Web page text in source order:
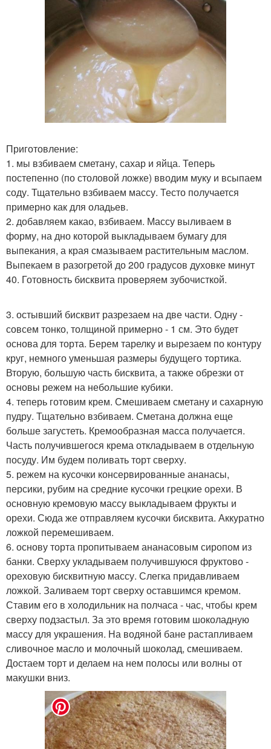
Приготовление:
1. мы взбиваем сметану, сахар и яйца. Теперь
постепенно (по столовой ложке) вводим муку и всыпаем
соду. Тщательно взбиваем массу. Тесто получается
примерно как для оладьев.
2. добавляем какао, взбиваем. Массу выливаем в
форму, на дно которой выкладываем бумагу для
выпекания, а края смазываем растительным маслом.
Выпекаем в разогретой до 200 градусов духовке минут
40. Готовность бисквита проверяем зубочисткой.
3. остывший бисквит разрезаем на две части. Одну -
совсем тонко, толщиной примерно - 1 см. Это будет
основа для торта. Берем тарелку и вырезаем по контуру
круг, немного уменьшая размеры будущего тортика.
Вторую, большую часть бисквита, а также обрезки от
основы режем на небольшие кубики.
4. теперь готовим крем. Смешиваем сметану и сахарную
пудру. Тщательно взбиваем. Сметана должна еще
больше загустеть. Кремообразная масса получается.
Часть получившегося крема откладываем в отдельную
посуду. Им будем поливать торт сверху.
5. режем на кусочки консервированные ананасы,
персики, рубим на средние кусочки грецкие орехи. В
основную кремовую массу выкладываем фрукты и
орехи. Сюда же отправляем кусочки бисквита. Аккуратно
ложкой перемешиваем.
6. основу торта пропитываем ананасовым сиропом из
банки. Сверху укладываем получившуюся фруктово -
ореховую бисквитную массу. Слегка придавливаем
ложкой. Заливаем торт сверху оставшимся кремом.
Ставим его в холодильник на полчаса - час, чтобы крем
сверху подзастыл. За это время готовим шоколадную
массу для украшения. На водяной бане растапливаем
сливочное масло и молочный шоколад, смешиваем.
Достаем торт и делаем на нем полосы или волны от
макушки вниз.